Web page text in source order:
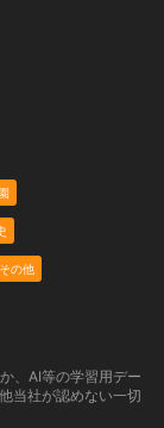
その他
、AI等の学習用デー
当社が認めない一切